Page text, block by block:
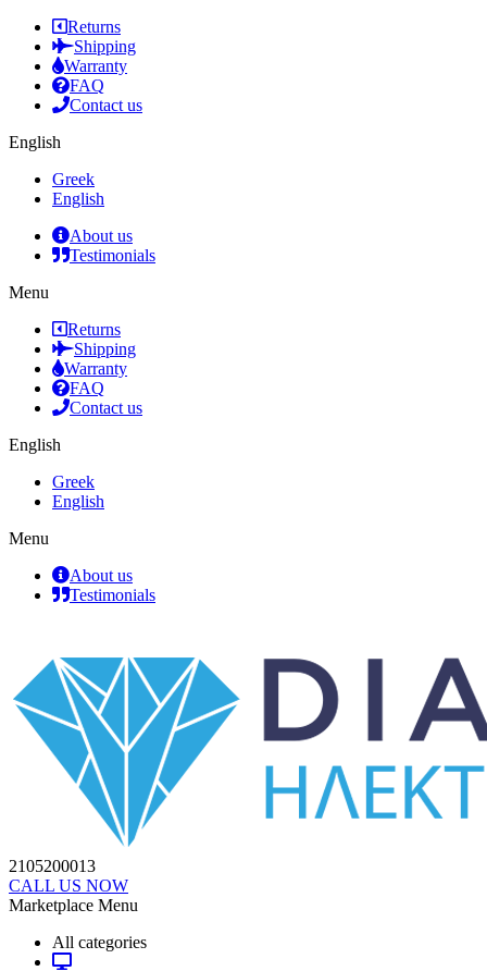
Returns
Shipping
Warranty
FAQ
Contact us
English
Greek
English
About us
Testimonials
Menu
Returns
Shipping
Warranty
FAQ
Contact us
English
Greek
English
Menu
About us
Testimonials
2105200013
CALL US NOW
Marketplace Menu
All categories